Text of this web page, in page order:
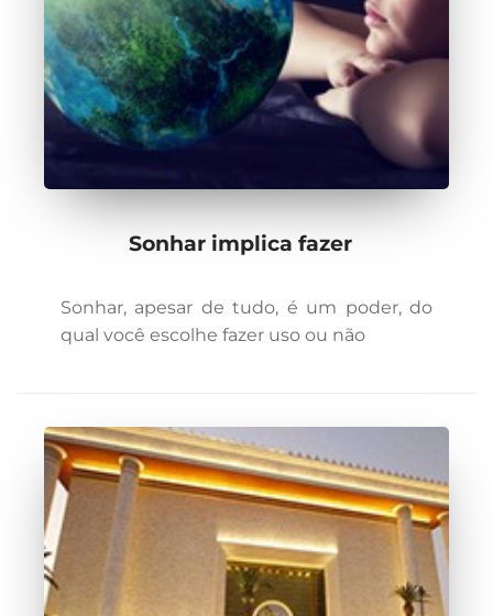
Sonhar implica fazer
Sonhar, apesar de tudo, é um poder, do
qual você escolhe fazer uso ou não